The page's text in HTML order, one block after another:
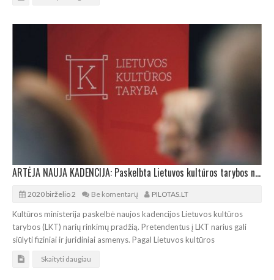
ARTĖJA NAUJA KADENCIJA: Paskelbta Lietuvos kultūros tarybos narių paieška
2020 birželio 2 Be komentarų PILOTAS.LT
Kultūros ministerija paskelbė naujos kadencijos Lietuvos kultūros
tarybos (LKT) narių rinkimų pradžią. Pretendentus į LKT narius gali
siūlyti fiziniai ir juridiniai asmenys. Pagal Lietuvos kultūros
Skaityti daugiau